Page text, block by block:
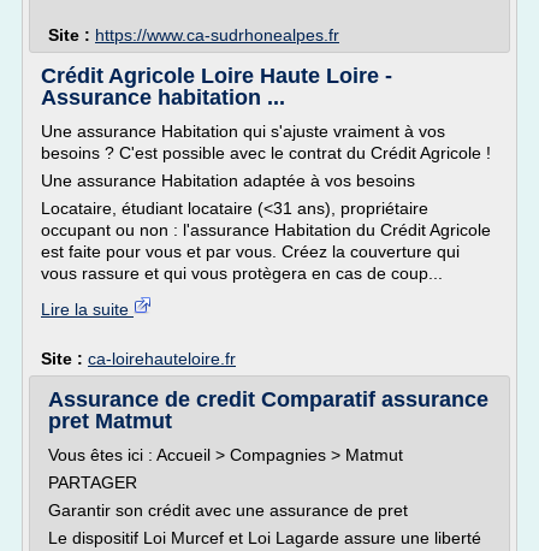
Site : https://www.ca-sudrhonealpes.fr
Crédit Agricole Loire Haute Loire -
Assurance habitation ...
Une assurance Habitation qui s'ajuste vraiment à vos
besoins ? C'est possible avec le contrat du Crédit Agricole !
Une assurance Habitation adaptée à vos besoins
Locataire, étudiant locataire (<31 ans), propriétaire
occupant ou non : l'assurance Habitation du Crédit Agricole
est faite pour vous et par vous. Créez la couverture qui
vous rassure et qui vous protègera en cas de coup...
Lire la suite
Site : ca-loirehauteloire.fr
Assurance de credit Comparatif assurance
pret Matmut
Vous êtes ici : Accueil > Compagnies > Matmut
PARTAGER
Garantir son crédit avec une assurance de pret
Le dispositif Loi Murcef et Loi Lagarde assure une liberté